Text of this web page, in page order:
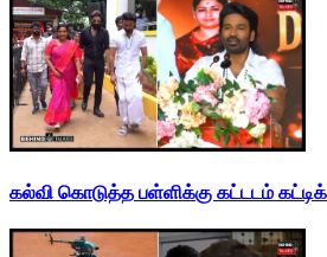
கல்வி கொடுத்த பள்ளிக்கு கட்டடம்